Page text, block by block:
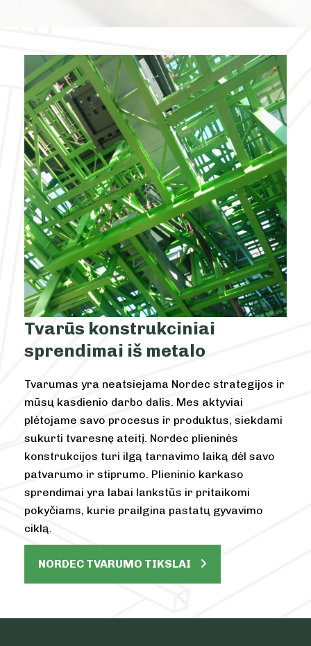
Tvarūs konstrukciniai
sprendimai iš metalo
Tvarumas yra neatsiejama Nordec strategijos ir
mūsų kasdienio darbo dalis. Mes aktyviai
plėtojame savo procesus ir produktus, siekdami
sukurti tvaresnę ateitį. Nordec plieninės
konstrukcijos turi ilgą tarnavimo laiką dėl savo
patvarumo ir stiprumo. Plieninio karkaso
sprendimai yra labai lankstūs ir pritaikomi
pokyčiams, kurie prailgina pastatų gyvavimo
ciklą.
NORDEC TVARUMO TIKSLAI